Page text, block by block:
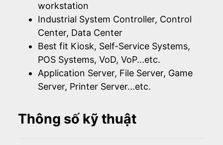
workstation
Industrial System Controller, Control
Center, Data Center
Best fit Kiosk, Self-Service Systems,
POS Systems, VoD, VoP...etc.
Application Server, File Server, Game
Server, Printer Server...etc.
Thông số kỹ thuật